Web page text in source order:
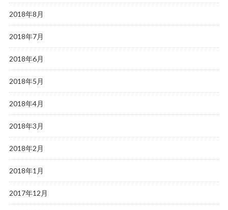
2018年8月
2018年7月
2018年6月
2018年5月
2018年4月
2018年3月
2018年2月
2018年1月
2017年12月